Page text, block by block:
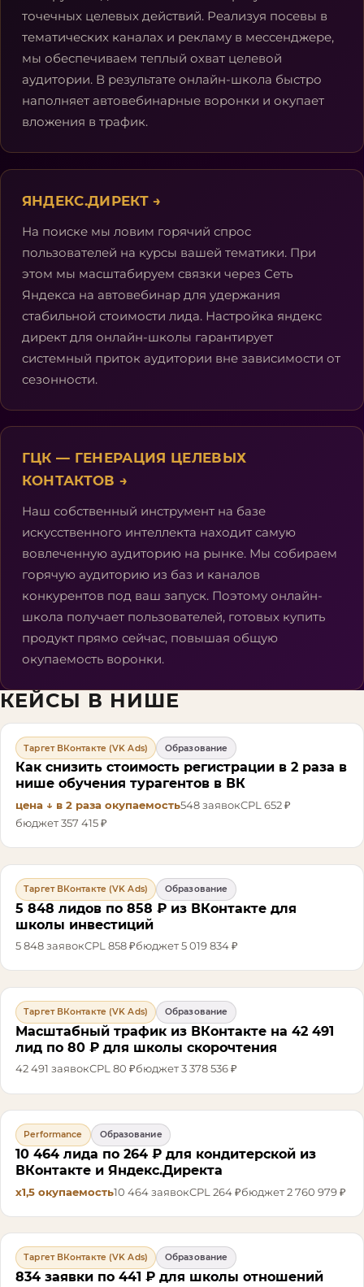
точечных целевых действий. Реализуя посевы в
тематических каналах и рекламу в мессенджере,
мы обеспечиваем теплый охват целевой
аудитории. В результате онлайн-школа быстро
наполняет автовебинарные воронки и окупает
вложения в трафик.
ЯНДЕКС.ДИРЕКТ→
На поиске мы ловим горячий спрос
пользователей на курсы вашей тематики. При
этом мы масштабируем связки через Сеть
Яндекса на автовебинар для удержания
стабильной стоимости лида. Настройка яндекс
директ для онлайн-школы гарантирует
системный приток аудитории вне зависимости от
сезонности.
ГЦК — ГЕНЕРАЦИЯ ЦЕЛЕВЫХ
КОНТАКТОВ →
Наш собственный инструмент на базе
искусственного интеллекта находит самую
вовлеченную аудиторию на рынке. Мы собираем
горячую аудиторию из баз и каналов
конкурентов под ваш запуск. Поэтому онлайн-
школа получает пользователей, готовых купить
продукт прямо сейчас, повышая общую
окупаемость воронки.
КЕЙСЫ В НИШЕ
Таргет ВКонтакте (VK Ads) Образование
Как снизить стоимость регистрации в 2 раза в
нише обучения турагентов в ВК
цена ↓ в 2 разаокупаемость548заявокCPL 652 ₽
бюджет357 415 ₽
Таргет ВКонтакте (VK Ads) Образование
5 848 лидов по 858 ₽ из ВКонтакте для
школы инвестиций
5 848заявокCPL858 ₽бюджет5 019 834 ₽
Таргет ВКонтакте (VK Ads) Образование
Масштабный трафик из ВКонтакте на 42 491
лид по 80 ₽ для школы скорочтения
42 491 заявокCPL80 ₽бюджет3 378 536 ₽
Performance Образование
10 464 лида по 264 ₽ для кондитерской из
ВКонтакте и Яндекс.Директа
х1,5окупаемость10 464заявокCPL 264 ₽бюджет2 760 979 ₽
Таргет ВКонтакте (VK Ads) Образование
834 заявки по 441 ₽ для школы отношений